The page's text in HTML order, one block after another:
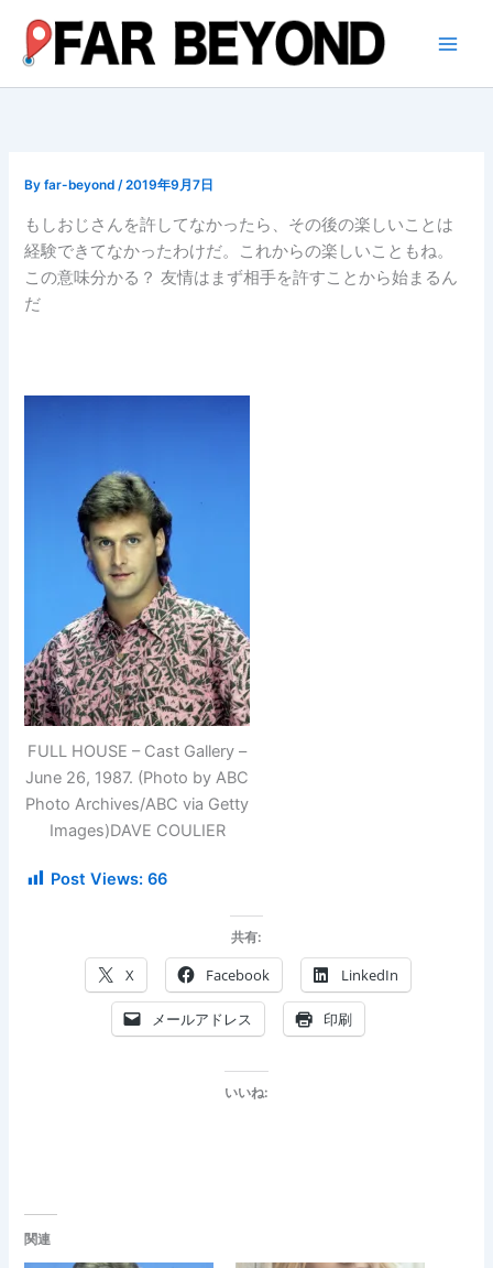
ス
Byfar-beyond/2019年9月7日
もしおじさんを許してなかったら、その後の楽しいことは
経験できてなかったわけだ。これからの楽しいこともね。
この意味分かる？ 友情はまず相手を許すことから始まるん
だ
FULL HOUSE – Cast Gallery –
June 26, 1987. (Photo by ABC
Photo Archives/ABC via Getty
Images)DAVE COULIER
Post Views: 66
共有:
X Facebook LinkedIn
メールアドレス 印刷
いいね:
関連